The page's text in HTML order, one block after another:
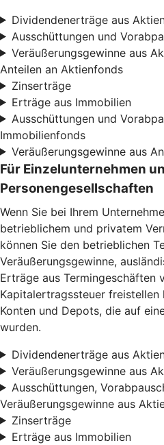
Dividendenerträge aus
Ausschüttungen und
Veräußerungsgewinne aus
Anteilen an Aktienfonds
Zinserträge
Erträge aus Immobilien
Ausschüttungen und
Immobilienfonds
Veräußerungsgewinne aus
Für Einzelunternehmen
Personengesellschaften
Wenn Sie bei Ihrem
betrieblichem und privatem
können Sie den betrieblichen
Veräußerungsgewinne,
Erträge aus Termingeschäften
Kapitalertragssteuer freistellen
Konten und Depots, die auf
wurden.
Dividendenerträge aus
Veräußerungsgewinne aus
Ausschüttungen,
Veräußerungsgewinne aus
Zinserträge
Erträge aus Immobilien